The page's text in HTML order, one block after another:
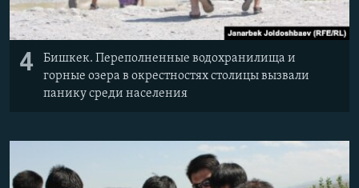
4
Бишкек. Переполненные водохранилища и
горные озера в окрестностях столицы вызвали
панику среди населения